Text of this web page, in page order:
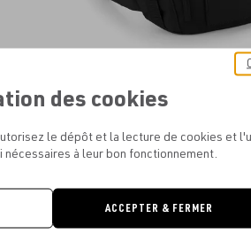
BAGBASE - MOLLE UTILITY
Ajouter
des cookies
le dépôt et la lecture de cookies et
nécessaires à leur bon fonctionnement.
ACCEPTER & FERMER